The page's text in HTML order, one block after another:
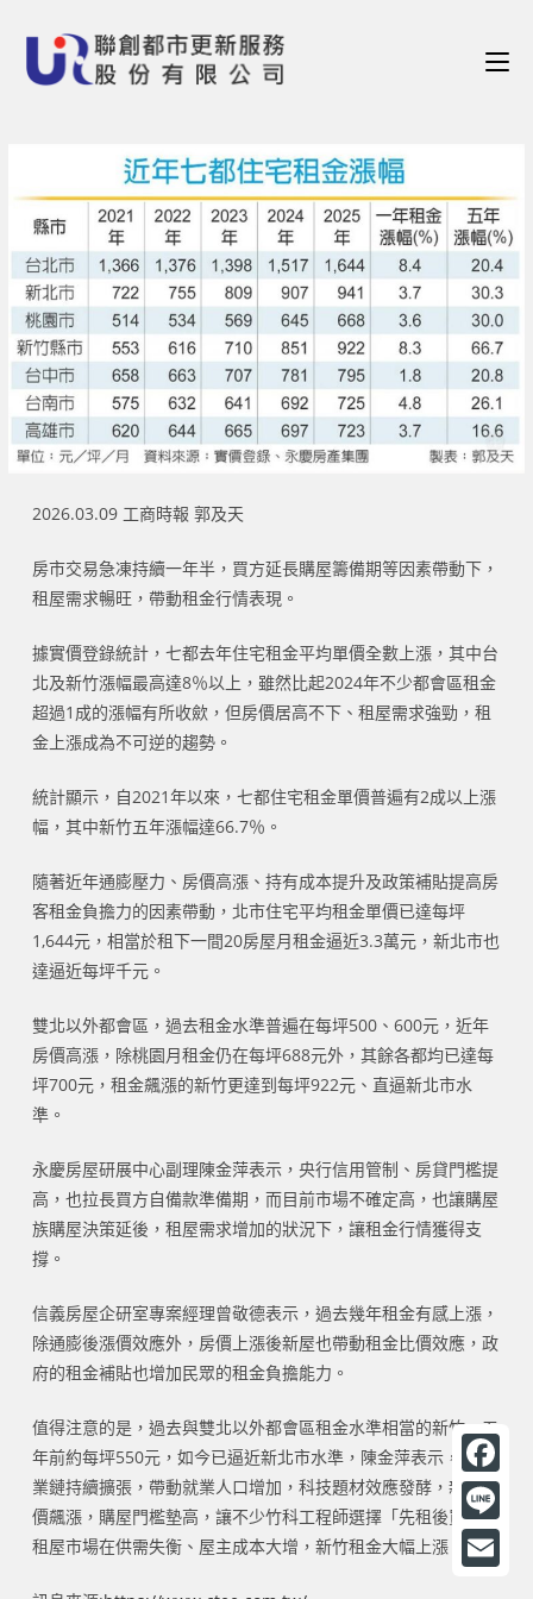
2026.03.09 工商時報 郭及天
房市交易急凍持續一年半，買方延長購屋籌備期等因素帶動下，
租屋需求暢旺，帶動租金行情表現。
據實價登錄統計，七都去年住宅租金平均單價全數上漲，其中台
北及新竹漲幅最高達8％以上，雖然比起2024年不少都會區租金
超過1成的漲幅有所收歛，但房價居高不下、租屋需求強勁，租
金上漲成為不可逆的趨勢。
統計顯示，自2021年以來，七都住宅租金單價普遍有2成以上漲
幅，其中新竹五年漲幅達66.7％。
隨著近年通膨壓力、房價高漲、持有成本提升及政策補貼提高房
客租金負擔力的因素帶動，北市住宅平均租金單價已達每坪
1,644元，相當於租下一間20房屋月租金逼近3.3萬元，新北市也
達逼近每坪千元。
雙北以外都會區，過去租金水準普遍在每坪500、600元，近年
房價高漲，除桃園月租金仍在每坪688元外，其餘各都均已達每
坪700元，租金飆漲的新竹更達到每坪922元、直逼新北市水
準。
永慶房屋研展中心副理陳金萍表示，央行信用管制、房貸門檻提
高，也拉長買方自備款準備期，而目前市場不確定高，也讓購屋
族購屋決策延後，租屋需求增加的狀況下，讓租金行情獲得支
撐。
信義房屋企研室專案經理曾敬德表示，過去幾年租金有感上漲，
除通膨後漲價效應外，房價上漲後新屋也帶動租金比價效應，政
府的租金補貼也增加民眾的租金負擔能力。
值得注意的是，過去與雙北以外都會區租金水準相當的新竹，五
年前約每坪550元，如今已逼近新北市水準，陳金萍表示，AI產
業鏈持續擴張，帶動就業人口增加，科技題材效應發酵，新竹房
價飆漲，購屋門檻墊高，讓不少竹科工程師選擇「先租後買」，
租屋市場在供需失衡、屋主成本大增，新竹租金大幅上漲。
F
a
c
L